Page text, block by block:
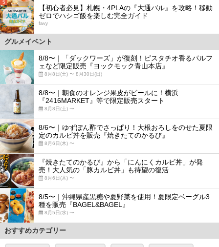
5
【初心者必見】札幌・4PLAの『大通バル』を攻略！移動
ゼロでハシゴ飯を楽しむ完全ガイド
favy
グルメイベント
8/8〜｜「ダックワーズ」が復刻！ピスタチオ香るパルフ
ェなど限定販売『ヨックモック青山本店』
8月8日(土) 〜 8月30日(日)
8/8〜｜朝食のオレンジ果皮がビールに！横浜
『2416MARKET』等で限定販売スタート
8月8日(土) 〜
8/6〜｜ゆずぽん酢でさっぱり！大根おろしをのせた夏限
定のカルビ丼を販売『焼きたてのかるび』
8月6日(木) 〜
『焼きたてのかるび』から「にんにくカルビ丼」が発
売！大人気の「豚カルビ丼」も待望の復活
8月6日(木) 〜
8/5〜｜沖縄県産黒糖や夏野菜を使用！夏限定ベーグル3
種を販売『BAGEL&BAGEL』
8月5日(水) 〜
おすすめカテゴリー